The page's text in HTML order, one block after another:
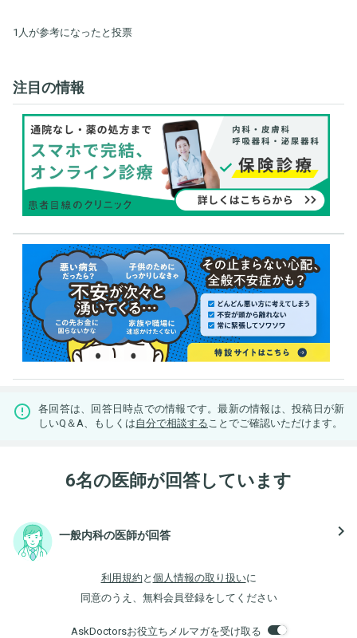
1人が参考になったと投票
注目の情報
各回答は、回答日時点での情報です。最新の情報は、投稿日が新
しいQ＆A、もしくは自分で相談する ことでご確認いただけます。
6名の医師が回答しています
一般内科の医師が回答 navigate_next
利用規約 と 個人情報の取り扱いに
同意のうえ、無料会員登録をしてください
AskDoctorsお役立ちメルマガを受け取る